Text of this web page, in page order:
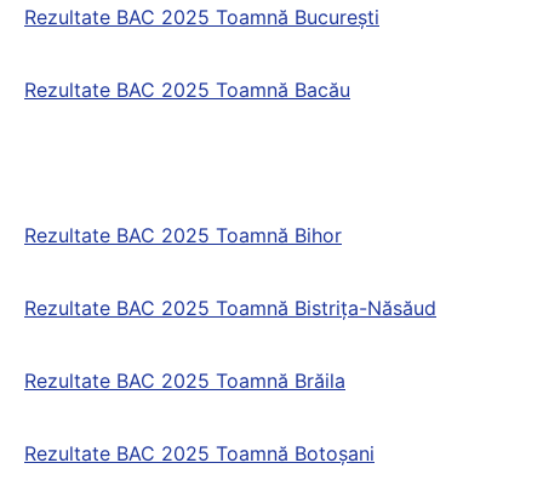
Rezultate BAC 2025 Toamnă București
Rezultate BAC 2025 Toamnă Bacău
Rezultate BAC 2025 Toamnă Bihor
Rezultate BAC 2025 Toamnă Bistrița-Năsăud
Rezultate BAC 2025 Toamnă Brăila
Rezultate BAC 2025 Toamnă Botoșani